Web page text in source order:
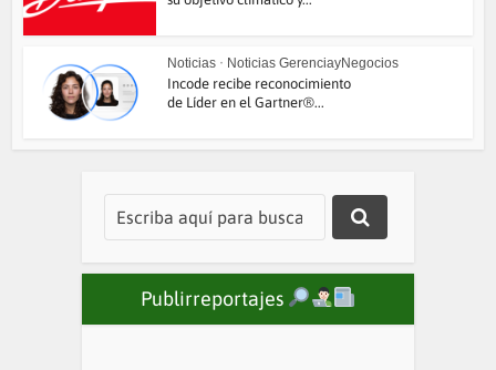
Noticias • Noticias GerenciayNegocios
Incode recibe reconocimiento
de Líder en el Gartner®...
Publirreportajes